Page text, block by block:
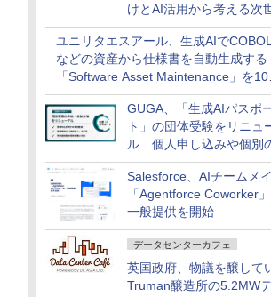
けとAI活用から考える次
ファイナンス戦略
ユニリタエスアール、生成AIでCOBOL
などの資産から仕様書を自動生成する
「Software Asset Maintenance」を10
に発売
GUGA、「生成AIパスポ
ト」の団体受験をリニュ
ル 個人申し込みや個別
払いなどに対応
Salesforce、AIチームメ
「Agentforce Coworker
一般提供を開始
データセンターカフェ
英国政府、物議を醸して
Truman醸造所の5.2MW